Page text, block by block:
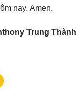
nay. Amen.
Trung Thành